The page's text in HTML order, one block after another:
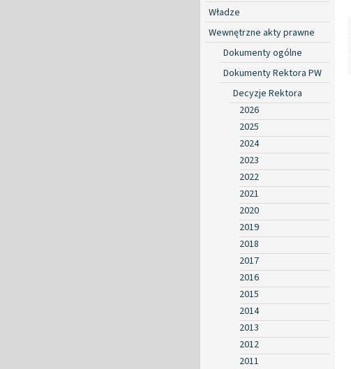
Władze
Wewnętrzne akty prawne
Dokumenty ogólne
Dokumenty Rektora PW
Decyzje Rektora
2026
2025
2024
2023
2022
2021
2020
2019
2018
2017
2016
2015
2014
2013
2012
2011